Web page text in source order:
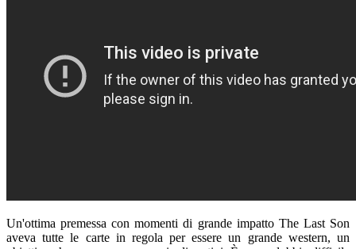
Un'ottima premessa con momenti di grande impatto The Last Son
aveva tutte le carte in regola per essere un grande western, un